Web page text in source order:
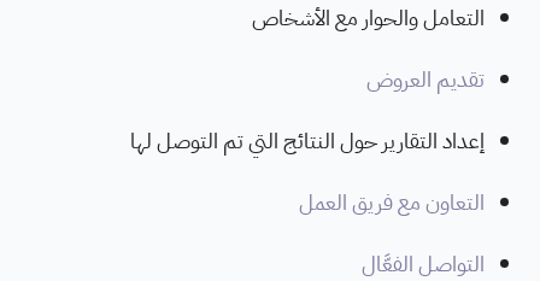
التعامل والحوار مع الأشخاص
تقديم العروض
إعداد التقارير حول النتائج التي تم التوصل لها
التعاون مع فريق العمل
التواصل الفعَّال